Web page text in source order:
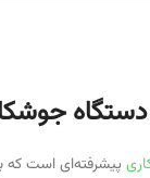
پیشرفته‌ای است که